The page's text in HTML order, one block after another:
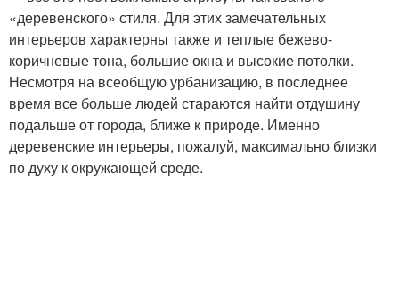
«деревенского» стиля. Для этих замечательных
интерьеров характерны также и теплые бежево-
коричневые тона, большие окна и высокие потолки.
Несмотря на всеобщую урбанизацию, в последнее
время все больше людей стараются найти отдушину
подальше от города, ближе к природе. Именно
деревенские интерьеры, пожалуй, максимально близки
по духу к окружающей среде.